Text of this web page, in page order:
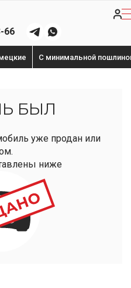
66
С минимальной
БЫЛ
уже продан или
ниже